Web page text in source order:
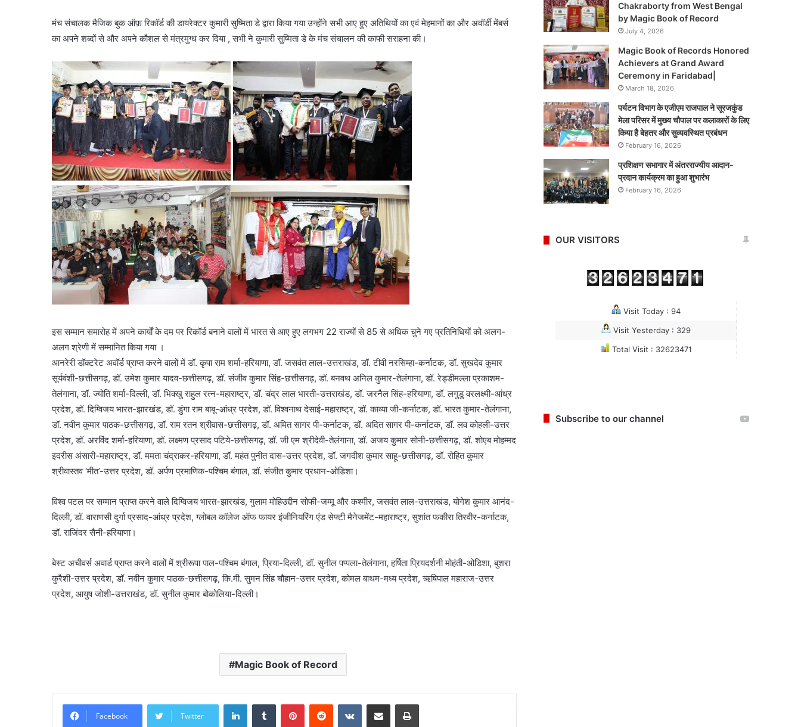
मंच संचालक मैजिक बुक ऑफ़ रिकॉर्ड की डायरेक्टर कुमारी सुष्मिता डे द्वारा किया गया उन्होंने सभी आए हुए अतिथियों का एवं मेहमानों का और अवॉर्डी मेंबर्स
का अपने शब्दों से और अपने कौशल से मंत्रमुग्ध कर दिया , सभी ने कुमारी सुष्मिता डे के मंच संचालन की काफी सराहना की।
इस सम्मान समारोह में अपने कार्यों के दम पर रिकॉर्ड बनाने वालों में भारत से आए हुए लगभग 22 राज्यों से 85 से अधिक चुने गए प्रतिनिधियों को अलग-
अलग श्रेणी में सम्मानित किया गया ।
आनरेरी डॉक्टरेट अवॉर्ड प्राप्त करने वालों में डॉ. कृपा राम शर्मा-हरियाणा, डॉ. जसवंत लाल-उत्तराखंड, डॉ. टीवी नरसिम्हा-कर्नाटक, डॉ. सुखदेव कुमार
सूर्यवंशी-छत्तीसगढ़, डॉ. उमेश कुमार यादव-छत्तीसगढ़, डॉ. संजीव कुमार सिंह-छत्तीसगढ़, डॉ. बनवथ अनिल कुमार-तेलंगाना, डॉ. रेड्डीमल्ला प्रकाशम-
तेलंगाना, डॉ. ज्योति शर्मा-दिल्ली, डॉ. भिक्खु राहुल रत्न-महाराष्ट्र, डॉ. चंद्र लाल भारती-उत्तराखंड, डॉ. जरनैल सिंह-हरियाणा, डॉ. लगुडु वरलक्ष्मी-आंध्र
प्रदेश, डॉ. दिग्विजय भारत-झारखंड, डॉ. डुंगा राम बाबू-आंध्र प्रदेश, डॉ. विश्वनाथ देसाई-महाराष्ट्र, डॉ. काव्या जी-कर्नाटक, डॉ. भारत कुमार-तेलंगाना,
डॉ. नवीन कुमार पाठक-छत्तीसगढ़, डॉ. राम रतन श्रीवास-छत्तीसगढ़, डॉ. अमित सागर पी-कर्नाटक, डॉ. अदित सागर पी-कर्नाटक, डॉ. लव कोहली-उत्तर
प्रदेश, डॉ. अरविंद शर्मा-हरियाणा, डॉ. लक्ष्मण प्रसाद पटिये-छत्तीसगढ़, डॉ. जी एम श्रीदेवी-तेलंगाना, डॉ. अजय कुमार सोनी-छत्तीसगढ़, डॉ. शोएब मोहम्मद
इदरीस अंसारी-महाराष्ट्र, डॉ. ममता चंद्राकर-हरियाणा, डॉ. महंत पुनीत दास-उत्तर प्रदेश, डॉ. जगदीश कुमार साहू-छत्तीसगढ़, डॉ. रोहित कुमार
श्रीवास्तव ‘मीत’-उत्तर प्रदेश, डॉ. अर्पण प्रमाणिक-पश्चिम बंगाल, डॉ. संजीत कुमार प्रधान-ओडिशा।
विश्व पटल पर सम्मान प्राप्त करने वाले दिग्विजय भारत-झारखंड, गुलाम मोहिउद्दीन सोफी-जम्मू और कश्मीर, जसवंत लाल-उत्तराखंड, योगेश कुमार आनंद-
दिल्ली, डॉ. वाराणसी दुर्गा प्रसाद-आंध्र प्रदेश, ग्लोबल कॉलेज ऑफ फायर इंजीनियरिंग एंड सेफ्टी मैनेजमेंट-महाराष्ट्र, सुशांत फकीरा तिरवीर-कर्नाटक,
डॉ. राजिंदर सैनी-हरियाणा।
बेस्ट अचीवर्स अवार्ड प्राप्त करने वालों में श्रीरूपा पाल-पश्चिम बंगाल, प्रिया-दिल्ली, डॉ. सुनील पप्पला-तेलंगाना, हर्षिता प्रियदर्शनी मोहंती-ओडिशा, बुशरा
कुरैशी-उत्तर प्रदेश, डॉ. नवीन कुमार पाठक-छत्तीसगढ़, कि.मी. सुमन सिंह चौहान-उत्तर प्रदेश, कोमल बाथम-मध्य प्रदेश, ऋषिपाल महाराज-उत्तर
प्रदेश, आयुष जोशी-उत्तराखंड, डॉ. सुनील कुमार बोकोलिया-दिल्ली।
Magic Book of Record
Facebook Twitter
LinkedInTumblr PinterestReddit VKontakteShare via Email Print
Chakraborty from West Bengal
by Magic Book of Record
July 4, 2026
Magic Book of Records Honored
Achievers at Grand Award
Ceremony in Faridabad|
March 18, 2026
पर्यटन विभाग के एजीएम राजपाल ने सूरजकुंड
मेला परिसर में मुख्य चौपाल पर कलाकारों के लिए
किया है बेहतर और सुव्यवस्थित प्रबंधन
February 16, 2026
प्रशिक्षण सभागार में अंतरराज्यीय आदान-
प्रदान कार्यक्रम का हुआ शुभारंभ
February 16, 2026
OUR VISITORS
Visit Today : 94
Visit Yesterday : 329
Total Visit : 32623471
Subscribe to our channel